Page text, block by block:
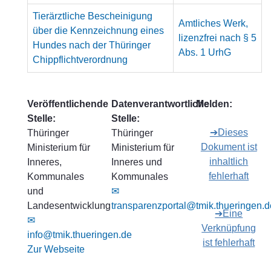
Tierärztliche Bescheinigung
über die Kennzeichnung eines
Hundes nach der Thüringer
Chippflichtverordnung
Amtliches Werk,
lizenzfrei nach § 5
Abs. 1 UrhG
Veröffentlichende
Stelle:
Thüringer
Ministerium für
Inneres,
Kommunales
und
Landesentwicklung
✉
info@tmik.thueringen.de
Zur Webseite
Datenverantwortliche
Stelle:
Thüringer
Ministerium für
Inneres und
Kommunales
✉
Melden:
➔Dieses
Dokument ist
inhaltlich
fehlerhaft
➔Eine
Verknüpfung
ist fehlerhaft